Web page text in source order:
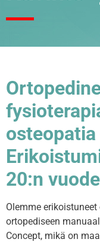
20:n
Olemme
ortopediseen
Concept, mikä on